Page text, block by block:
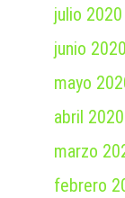
julio 2020
junio 2020
mayo
abril 2020
marzo
febrero